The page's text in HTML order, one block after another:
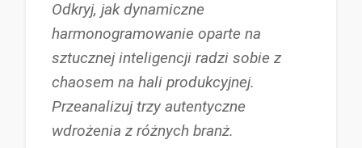
Odkryj, jak dynamiczne
harmonogramowanie oparte na
sztucznej inteligencji radzi sobie z
chaosem na hali produkcyjnej.
Przeanalizuj trzy autentyczne
wdrożenia z różnych branż.